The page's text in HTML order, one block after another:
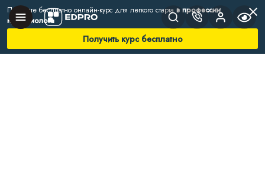
Получите бесплатно онлайн-курс для легкого стартав профессии
нутрициолога
Получить курс бесплатно